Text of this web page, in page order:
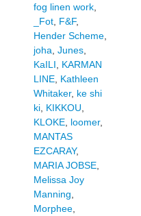
fog linen work,
_Fot, F&F,
Hender Scheme,
joha Junes,
KaILI
KARMAN
LINE, Kathleen
Whitaker, ke shi
ki, KIKKOU
KLOKE, loomer,
MANTAS
EZCARAY,
MARIA JOBSE,
Melissa Joy
Manning
Morphee,